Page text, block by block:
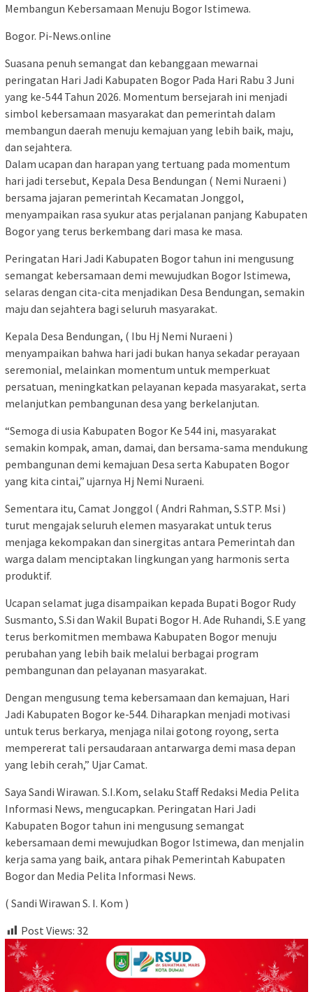
Membangun Kebersamaan Menuju Bogor Istimewa.
Bogor. Pi-News.online
Suasana penuh semangat dan kebanggaan mewarnai
peringatan Hari Jadi Kabupaten Bogor Pada Hari Rabu 3 Juni
yang ke-544 Tahun 2026. Momentum bersejarah ini menjadi
simbol kebersamaan masyarakat dan pemerintah dalam
membangun daerah menuju kemajuan yang lebih baik, maju,
dan sejahtera.
Dalam ucapan dan harapan yang tertuang pada momentum
hari jadi tersebut, Kepala Desa Bendungan ( Nemi Nuraeni )
bersama jajaran pemerintah Kecamatan Jonggol,
menyampaikan rasa syukur atas perjalanan panjang Kabupaten
Bogor yang terus berkembang dari masa ke masa.
Peringatan Hari Jadi Kabupaten Bogor tahun ini mengusung
semangat kebersamaan demi mewujudkan Bogor Istimewa,
selaras dengan cita-cita menjadikan Desa Bendungan, semakin
maju dan sejahtera bagi seluruh masyarakat.
Kepala Desa Bendungan, ( Ibu Hj Nemi Nuraeni )
menyampaikan bahwa hari jadi bukan hanya sekadar perayaan
seremonial, melainkan momentum untuk memperkuat
persatuan, meningkatkan pelayanan kepada masyarakat, serta
melanjutkan pembangunan desa yang berkelanjutan.
“Semoga di usia Kabupaten Bogor Ke 544 ini, masyarakat
semakin kompak, aman, damai, dan bersama-sama mendukung
pembangunan demi kemajuan Desa serta Kabupaten Bogor
yang kita cintai,” ujarnya Hj Nemi Nuraeni.
Sementara itu, Camat Jonggol ( Andri Rahman, S.STP. Msi )
turut mengajak seluruh elemen masyarakat untuk terus
menjaga kekompakan dan sinergitas antara Pemerintah dan
warga dalam menciptakan lingkungan yang harmonis serta
produktif.
Ucapan selamat juga disampaikan kepada Bupati Bogor Rudy
Susmanto, S.Si dan Wakil Bupati Bogor H. Ade Ruhandi, S.E yang
terus berkomitmen membawa Kabupaten Bogor menuju
perubahan yang lebih baik melalui berbagai program
pembangunan dan pelayanan masyarakat.
Dengan mengusung tema kebersamaan dan kemajuan, Hari
Jadi Kabupaten Bogor ke-544. Diharapkan menjadi motivasi
untuk terus berkarya, menjaga nilai gotong royong, serta
mempererat tali persaudaraan antarwarga demi masa depan
yang lebih cerah,” Ujar Camat.
Saya Sandi Wirawan. S.I.Kom, selaku Staff Redaksi Media Pelita
Informasi News, mengucapkan. Peringatan Hari Jadi
Kabupaten Bogor tahun ini mengusung semangat
kebersamaan demi mewujudkan Bogor Istimewa, dan menjalin
kerja sama yang baik, antara pihak Pemerintah Kabupaten
Bogor dan Media Pelita Informasi News.
( Sandi Wirawan S. I. Kom )
Post Views: 32